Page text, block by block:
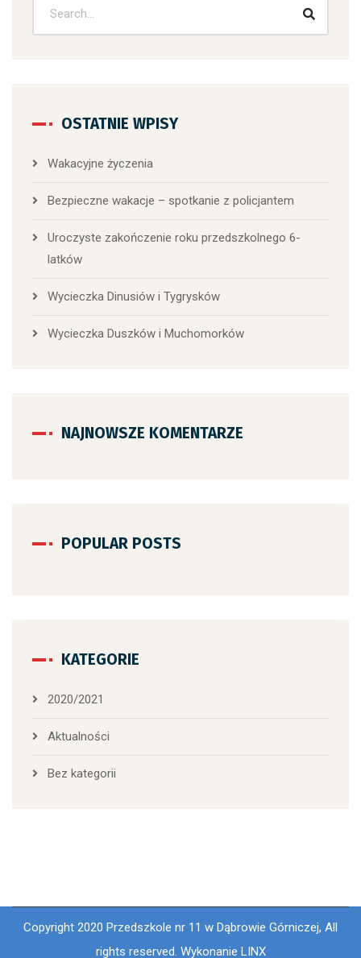
OSTATNIE WPISY
Wakacyjne życzenia
Bezpieczne wakacje – spotkanie z policjantem
Uroczyste zakończenie roku przedszkolnego 6-
latków
Wycieczka Dinusiów i Tygrysków
Wycieczka Duszków i Muchomorków
NAJNOWSZE KOMENTARZE
POPULAR POSTS
KATEGORIE
2020/2021
Aktualności
Bez kategorii
Copyright 2020 Przedszkole nr 11 w Dąbrowie Górniczej, All
rights reserved. Wykonanie LINX